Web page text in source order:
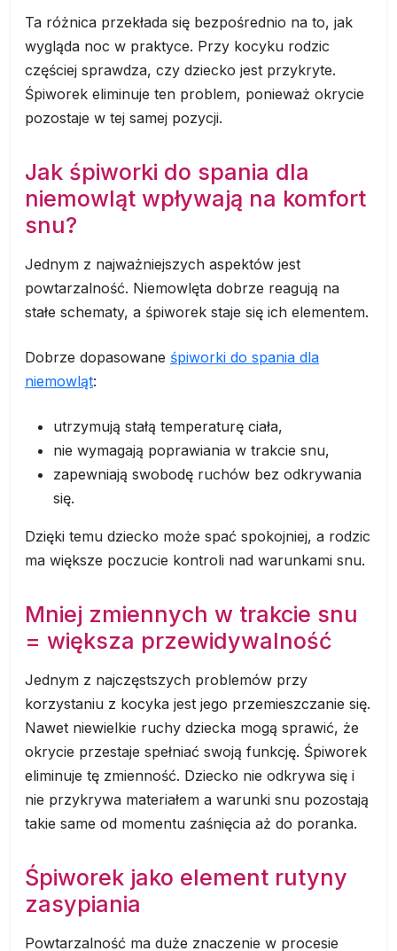
Ta różnica przekłada się bezpośrednio na to, jak
wygląda noc w praktyce. Przy kocyku rodzic
częściej sprawdza, czy dziecko jest przykryte.
Śpiworek eliminuje ten problem, ponieważ okrycie
pozostaje w tej samej pozycji.
Jak śpiworki do spania dla
niemowląt wpływają na komfort
snu?
Jednym z najważniejszych aspektów jest
powtarzalność. Niemowlęta dobrze reagują na
stałe schematy, a śpiworek staje się ich elementem.
Dobrze dopasowane śpiworki do spania dla
niemowląt:
utrzymują stałą temperaturę ciała,
nie wymagają poprawiania w trakcie snu,
zapewniają swobodę ruchów bez odkrywania
się.
Dzięki temu dziecko może spać spokojniej, a rodzic
ma większe poczucie kontroli nad warunkami snu.
Mniej zmiennych w trakcie snu
= większa przewidywalność
Jednym z najczęstszych problemów przy
korzystaniu z kocyka jest jego przemieszczanie się.
Nawet niewielkie ruchy dziecka mogą sprawić, że
okrycie przestaje spełniać swoją funkcję. Śpiworek
eliminuje tę zmienność. Dziecko nie odkrywa się i
nie przykrywa materiałem a warunki snu pozostają
takie same od momentu zaśnięcia aż do poranka.
Śpiworek jako element rutyny
zasypiania
Powtarzalność ma duże znaczenie w procesie